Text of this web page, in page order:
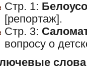
Стр. 1:
[репортаж].
Стр. 3:
вопросу о
слова